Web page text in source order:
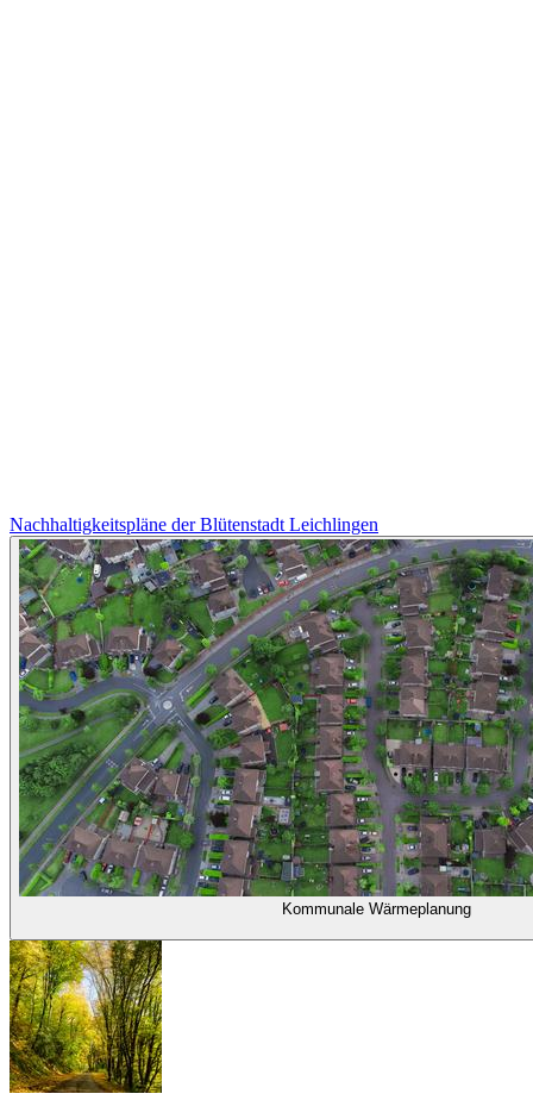
Nachhaltigkeitspläne der Blütenstadt Leichlingen
Kommunale Wärmeplanung